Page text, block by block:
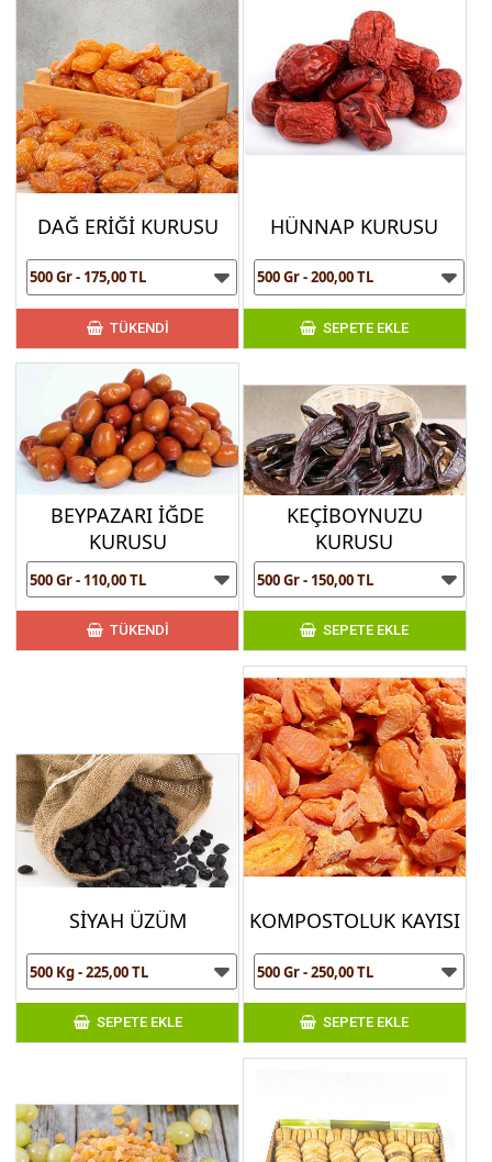
DAĞ ERİĞİ KURUSU
TÜKENDİ
HÜNNAP KURUSU
SEPETE EKLE
BEYPAZARI İĞDE
KURUSU
TÜKENDİ
KEÇİBOYNUZU
KURUSU
SEPETE EKLE
SİYAH ÜZÜM
SEPETE EKLE
KOMPOSTOLUK KAYISI
SEPETE EKLE